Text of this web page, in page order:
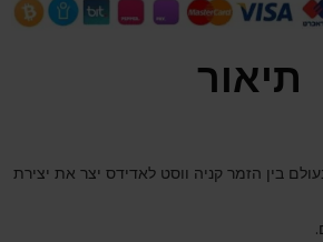
תיאור
בין הזמר קניה ווסט לאדידס יצר את יצירת